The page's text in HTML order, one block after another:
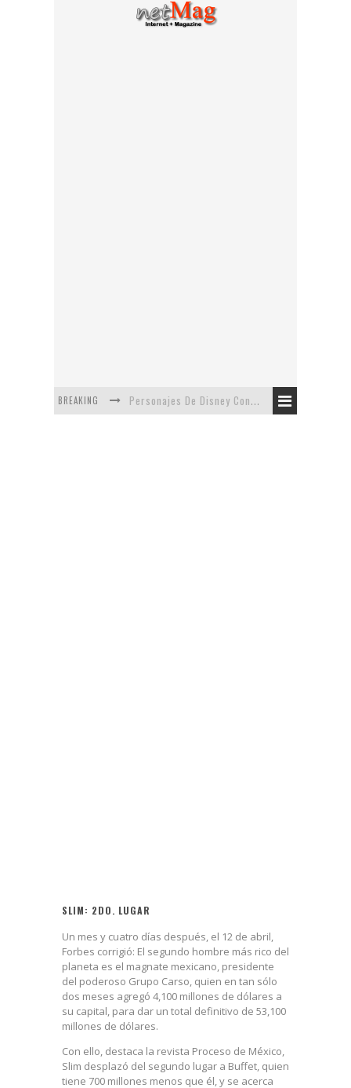
BREAKING Personajes De Disney Con Vestuarios Contemporáneos
SLIM: 2DO. LUGAR
Un mes y cuatro días después, el 12 de abril,
Forbes corrigió: El segundo hombre más rico del
planeta es el magnate mexicano, presidente
del poderoso Grupo Carso, quien en tan sólo
dos meses agregó 4,100 millones de dólares a
su capital, para dar un total definitivo de 53,100
millones de dólares.
Con ello, destaca la revista Proceso de México,
Slim desplazó del segundo lugar a Buffet, quien
tiene 700 millones menos que él, y se acerca